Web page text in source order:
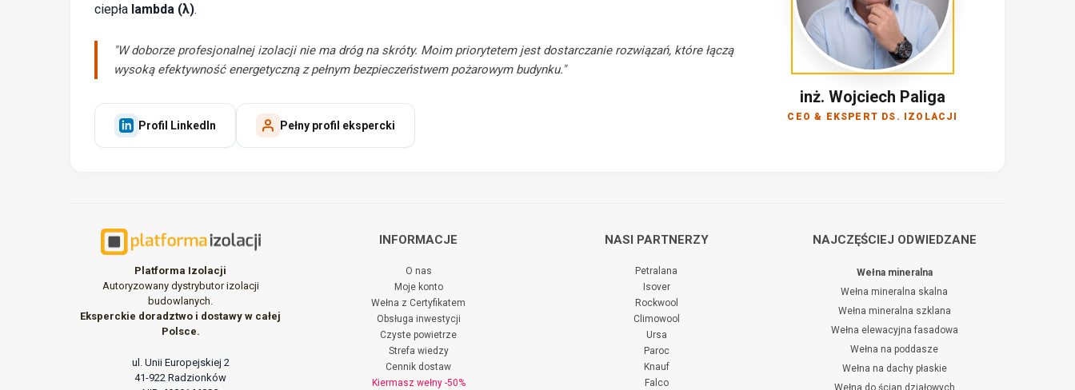
ciepła lambda (λ).
"W doborze profesjonalnej izolacji nie ma dróg na skróty. Moim priorytetem jest dostarczanie rozwiązań, które łączą
wysoką efektywność energetyczną z pełnym bezpieczeństwem pożarowym budynku."
Profil LinkedIn Pełny profil ekspercki
inż. Wojciech Paliga
CEO & EKSPERT DS. IZOLACJI
Platforma Izolacji
Autoryzowany dystrybutor izolacji
budowlanych.
Eksperckie doradztwo i dostawy w całej
Polsce.
ul. Unii Europejskiej 2
41-922 Radzionków
INFORMACJE
O nas
Moje konto
Wełna z Certyfikatem
Obsługa inwestycji
Czyste powietrze
Strefa wiedzy
Cennik dostaw
Kiermasz wełny -50%
NASI PARTNERZY
Petralana
Isover
Rockwool
Climowool
Ursa
Paroc
Knauf
Falco
NAJCZĘŚCIEJ ODWIEDZANE
Wełna mineralna
Wełna mineralna skalna
Wełna mineralna szklana
Wełna elewacyjna fasadowa
Wełna na poddasze
Wełna na dachy płaskie
Wełna do ścian działowych